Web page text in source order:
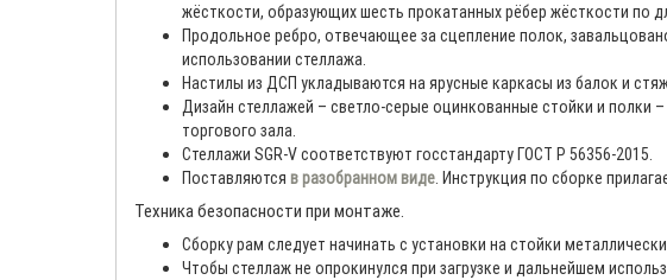
жёсткости, образующих шесть прокатанных рёбер жёсткости по
Продольное ребро, отвечающее за сцепление полок,
использовании стеллажа.
Настилы из ДСП укладываются на ярусные каркасы из балок и
Дизайн стеллажей – светло-серые оцинкованные стойки и полки
торгового зала.
Стеллажи SGR-V соответствуют госстандарту ГОСТ Р 56356-2015.
Поставляются в разобранном виде. Инструкция по сборке
Техника безопасности при монтаже.
Сборку рам следует начинать с установки на стойки
Чтобы стеллаж не опрокинулся при загрузке и дальнейшем